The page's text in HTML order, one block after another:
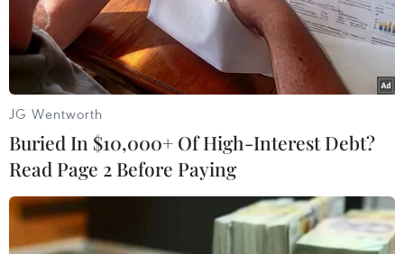
vaccine phòng COVID-19 đã được tiêm tại
Việt Nam
26/07/2022 13:45
Ngày 25/7, có 204.114 liều vaccine phòng COVID-19
JG Wentworth
Buried In $10,000+ Of High-Interest Debt?
Read Page 2 Before Paying